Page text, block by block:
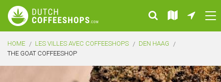
HOME LES VILLES AVEC COFFEESHOPS
DEN HAAG
THE GOAT COFFEESHOP